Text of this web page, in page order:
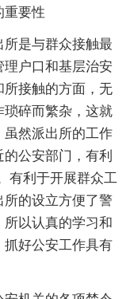
重要性
是与群众接触最
户口和基层治安
接触的方面，无
琐碎而繁杂，这就
虽然派出所的工作
公安部门，有利
有利于开展群众工
的设立方便了警
以认真的学习和
好公安工作具有